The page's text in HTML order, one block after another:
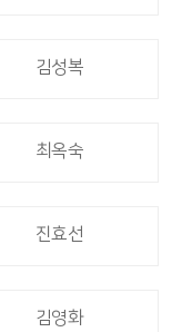
김성복
최옥숙
진효선
김영화